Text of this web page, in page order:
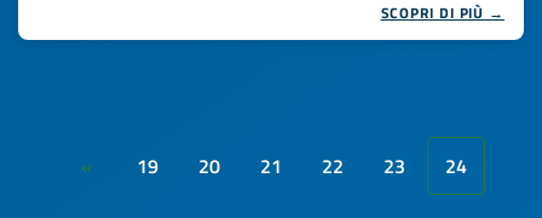
SCOPRI DI PIÙ →
« 19 20 21 22 23
24